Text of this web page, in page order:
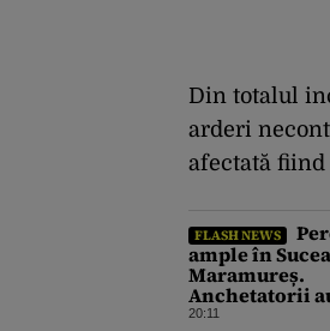
Din totalul
arderi
afectată fiind
FLASH NEWS
ample în
Maramureș.
Anchetatorii
arme ilegale de
20:11